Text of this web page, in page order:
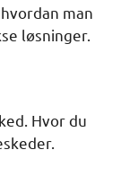
man
løsninger.
Hvor du